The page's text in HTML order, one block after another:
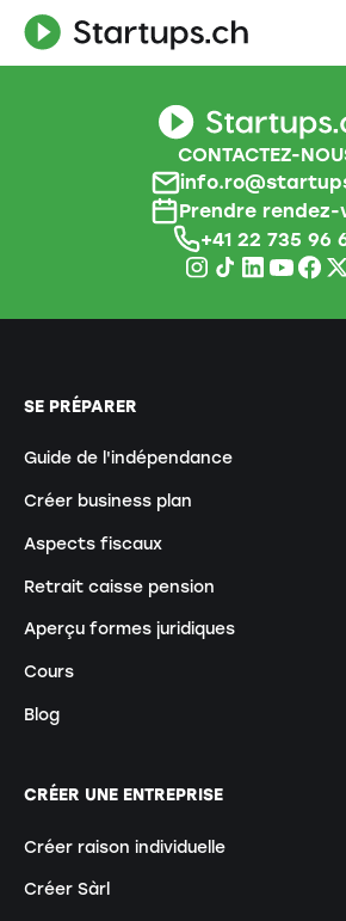
CONTACTEZ-
Prendre rendez-
+41 22 735 96
SE PRÉPARER
Guide de l'indépendance
Créer business plan
Aspects fiscaux
Retrait caisse pension
Aperçu formes juridiques
Cours
Blog
CRÉER UNE ENTREPRISE
Créer raison individuelle
Créer Sàrl